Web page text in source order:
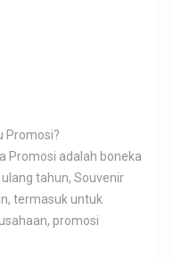
Promosi?
Promosi adalah boneka
tahun, Souvenir
termasuk untuk
promosi